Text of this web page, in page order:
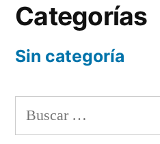
Categorías
Sin categoría
Buscar: